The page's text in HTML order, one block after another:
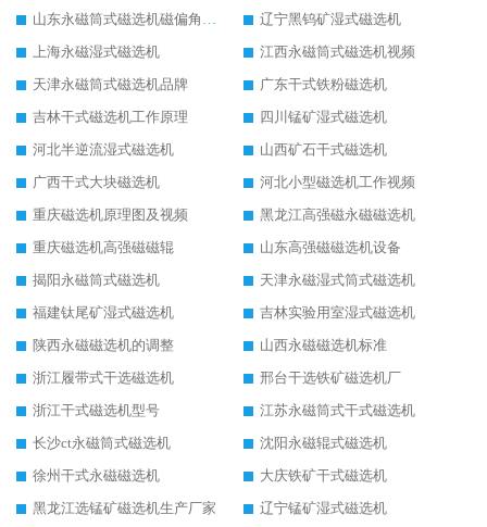
山东永磁筒式磁选机磁偏角怎么调整
辽宁黑钨矿湿式磁选机
上海永磁湿式磁选机
江西永磁筒式磁选机视频
天津永磁筒式磁选机品牌
广东干式铁粉磁选机
吉林干式磁选机工作原理
四川锰矿湿式磁选机
河北半逆流湿式磁选机
山西矿石干式磁选机
广西干式大块磁选机
河北小型磁选机工作视频
重庆磁选机原理图及视频
黑龙江高强磁永磁磁选机
重庆磁选机高强磁磁辊
山东高强磁磁选机设备
揭阳永磁筒式磁选机
天津永磁湿式筒式磁选机
福建钛尾矿湿式磁选机
吉林实验用室湿式磁选机
陕西永磁磁选机的调整
山西永磁磁选机标准
浙江履带式干选磁选机
邢台干选铁矿磁选机厂
浙江干式磁选机型号
江苏永磁筒式干式磁选机
长沙ct永磁筒式磁选机
沈阳永磁辊式磁选机
徐州干式永磁磁选机
大庆铁矿干式磁选机
黑龙江选锰矿磁选机生产厂家
辽宁锰矿湿式磁选机